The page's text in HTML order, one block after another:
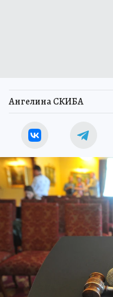
Ангелина СКИБА